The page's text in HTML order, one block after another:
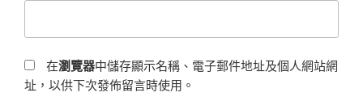
在瀏覽器中儲存顯示名稱、電子郵件地址及個人網站網
址，以供下次發佈留言時使用。